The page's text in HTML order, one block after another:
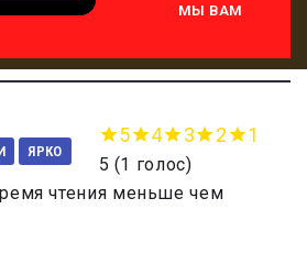
МЫ ВАМ
ЯРКО
5 4 3 2 1
5 (1 голос)
чтения меньше чем